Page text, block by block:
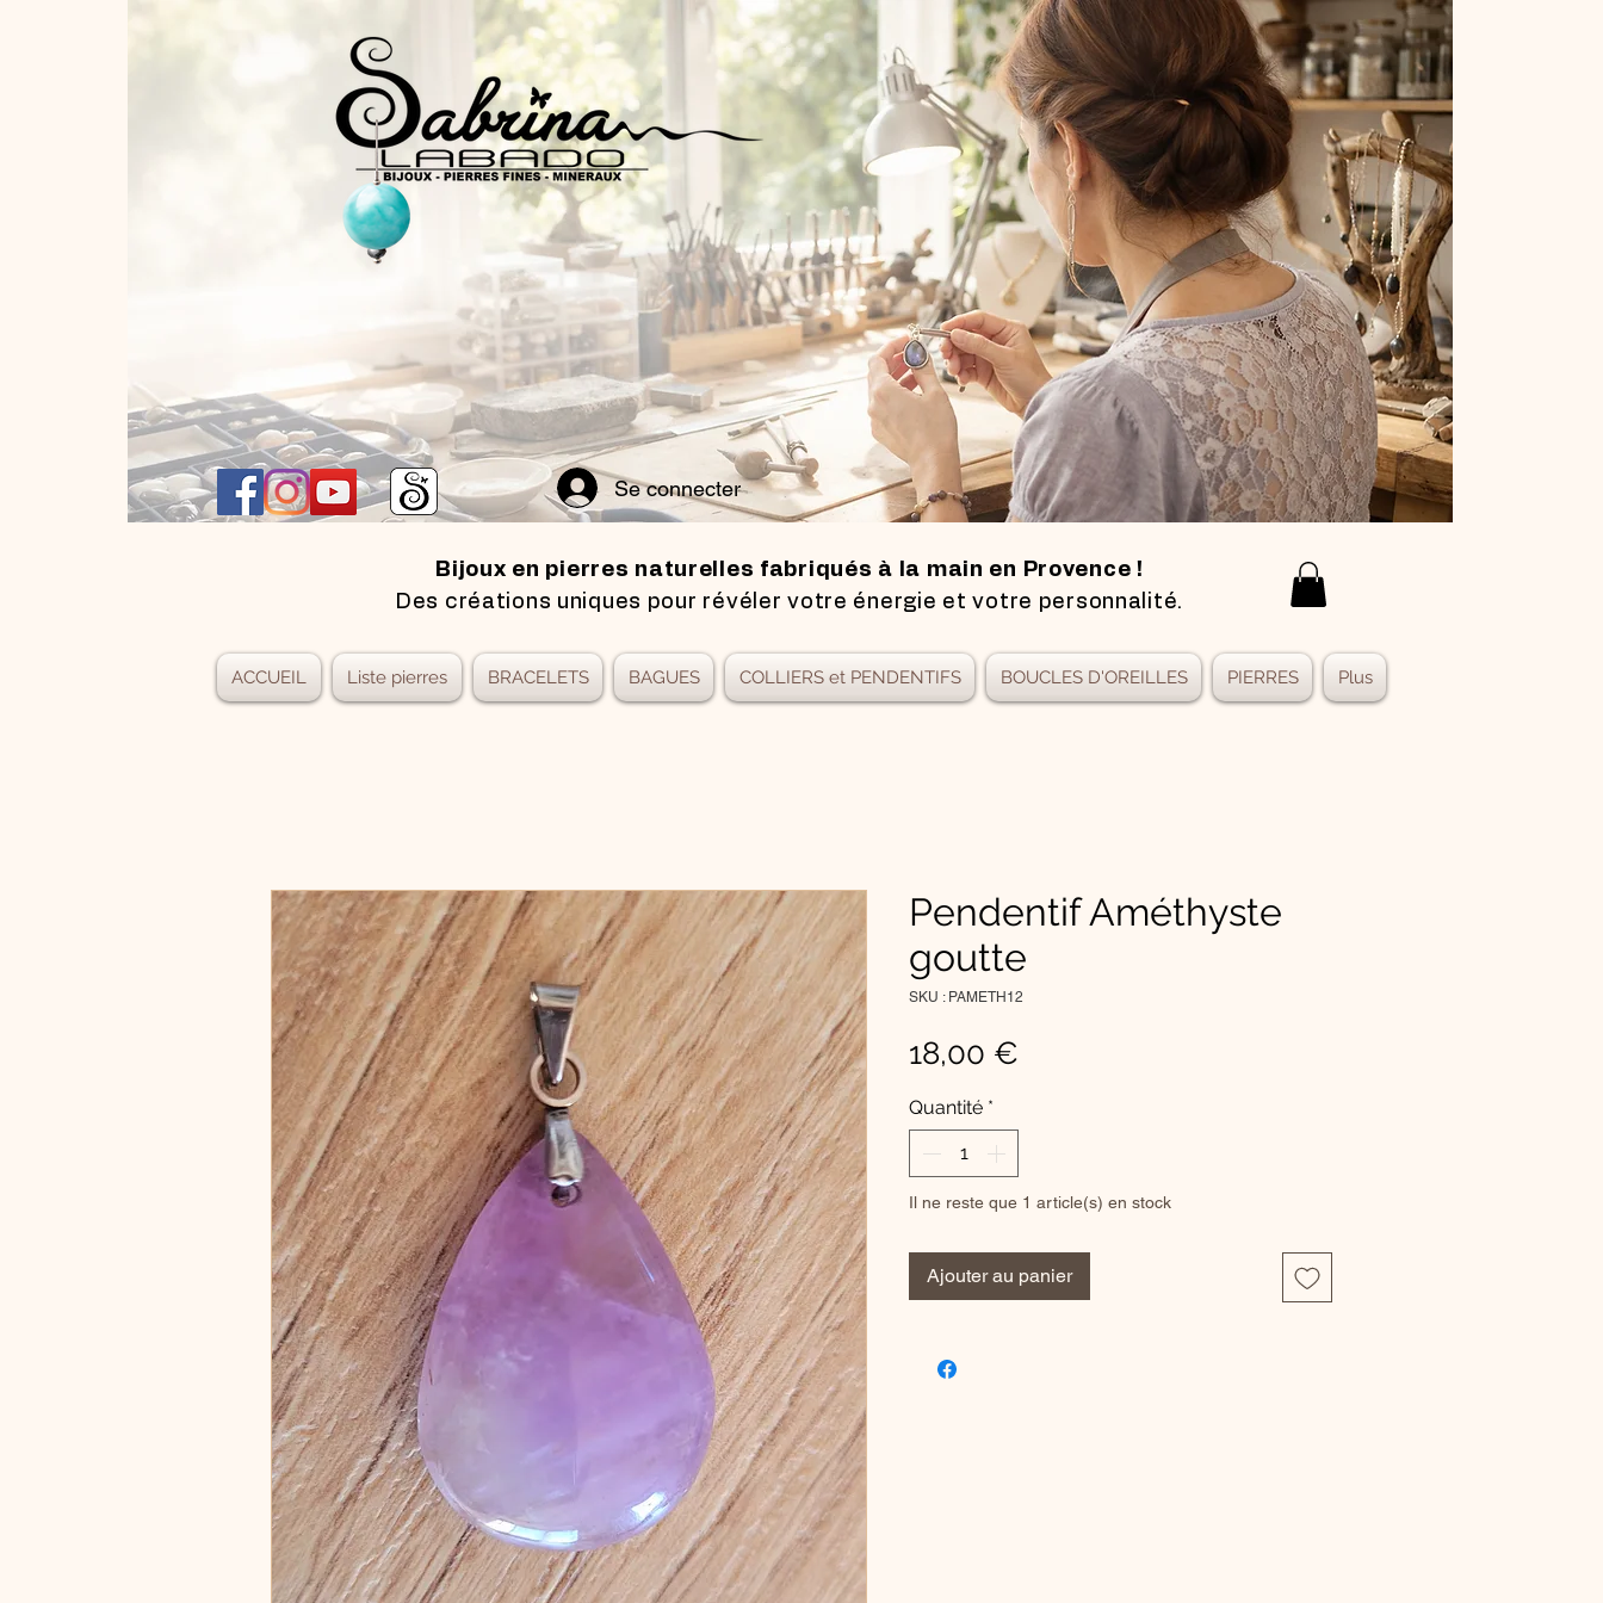
Se connecter
Bijoux en pierres naturelles fabriqués à la main en Provence !
Des créations uniques pour révéler votre énergie et votre personnalité.
ACCUEIL Liste pierres BRACELETS BAGUES COLLIERS et PENDENTIFS BOUCLES D'OREILLES PIERRES Plus
Pendentif Améthyste
goutte
SKU : PAMETH12
18,00 €
Quantité *
Il ne reste que 1 article(s) en stock
Ajouter au panier